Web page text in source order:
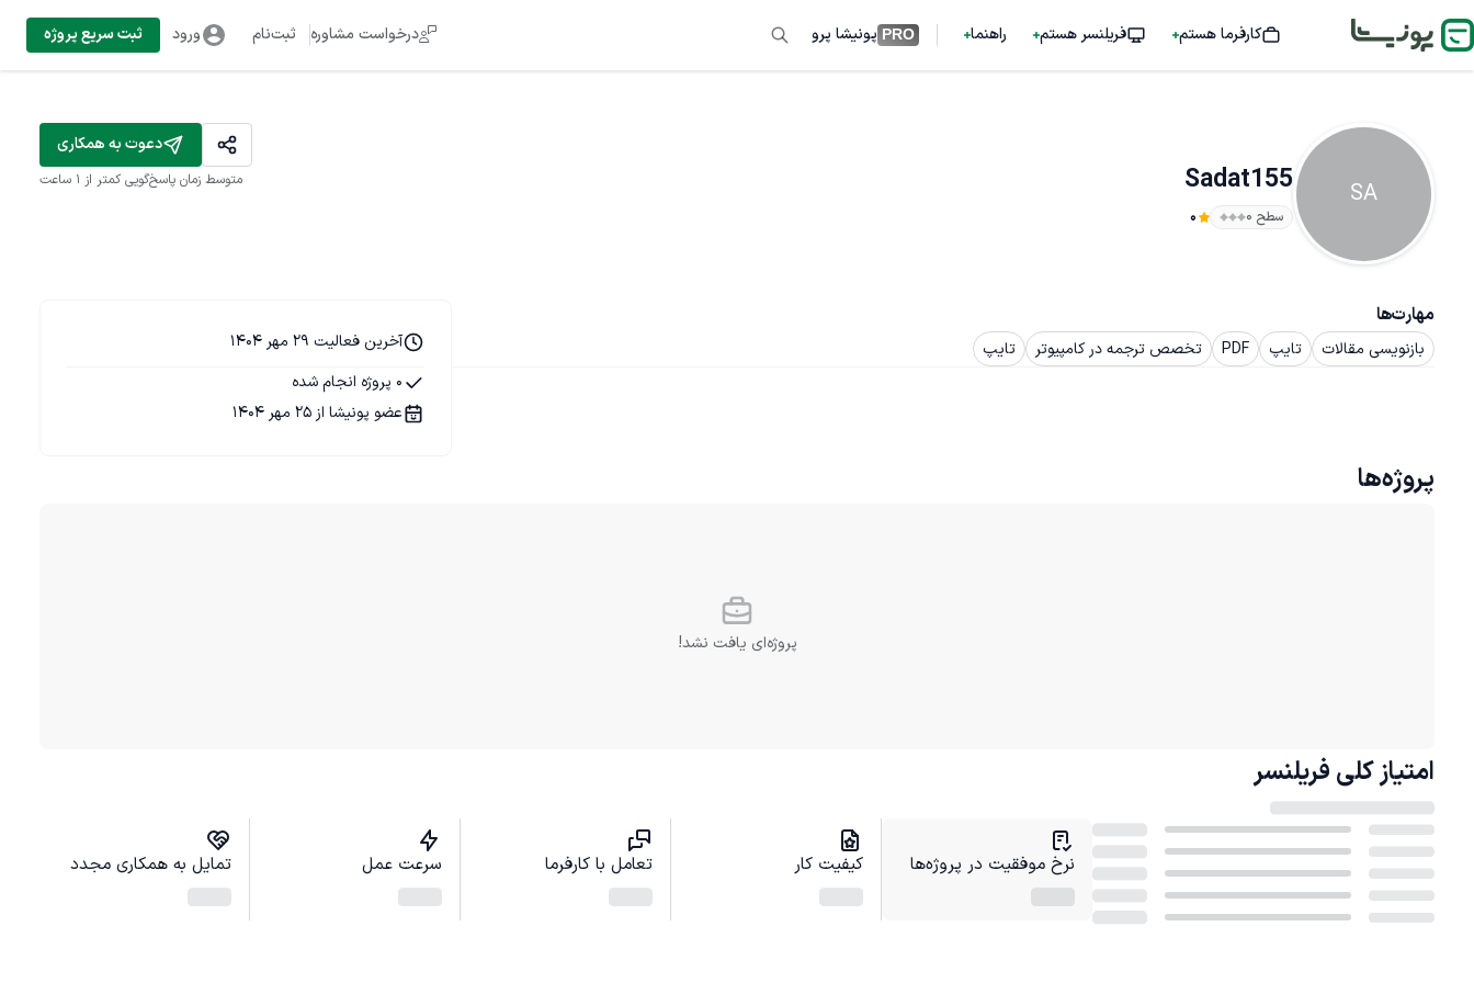
کارفرما هستم فریلنسر هستم راهنما PRO پونیشا پرو درخواست مشاوره ثبت‌نام ورود ثبت سریع پروژه
SA
Sadat155
سطح ۰ 0
دعوت به همکاری
متوسط زمان پاسخ‌گویی کمتر از 1 ساعت
مهارت‌ها
بازنویسی مقالات تایپ PDF تخصص ترجمه در کامپیوتر تایپ
آخرین فعالیت 29 مهر 1404
0 پروژه انجام شده
عضو پونیشا از 25 مهر 1404
پروژه‌ها
پروژه‌ای یافت نشد!
امتیاز کلی فریلنسر
نرخ موفقیت در پروژه‌ها کیفیت کار تعامل با کارفرما سرعت عمل تمایل به همکاری مجدد